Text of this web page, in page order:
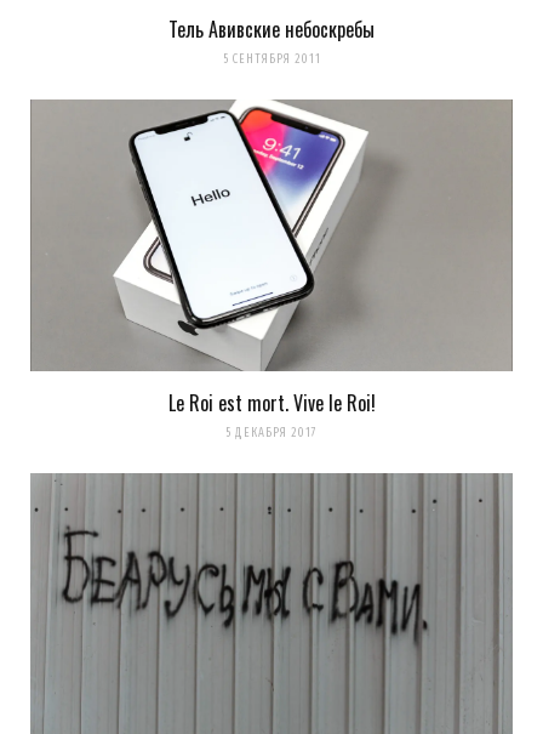
Тель Авивские небоскребы
5 СЕНТЯБРЯ 2011
Le Roi est mort. Vive le Roi!
5 ДЕКАБРЯ 2017